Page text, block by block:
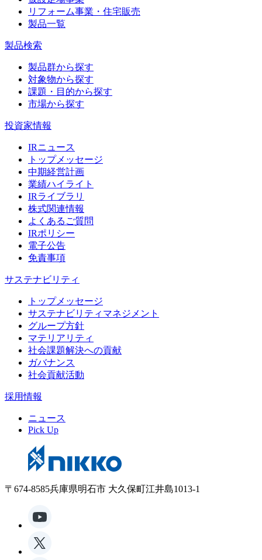
リフォーム事業・住宅販売
製品一覧
製品検索
製品群から探す
対象物から探す
課題・目的から探す
市場から探す
投資家情報
IRニュース
トップメッセージ
中期経営計画
業績ハイライト
IRライブラリ
株式関連情報
よくあるご質問
IRポリシー
電子公告
免責事項
サステナビリティ
トップメッセージ
サステナビリティマネジメント
グループ方針
マテリアリティ
社会課題解決への貢献
ガバナンス
社会貢献活動
採用情報
ニュース
Pick Up
〒674-8585兵庫県明石市 大久保町江井島1013-1